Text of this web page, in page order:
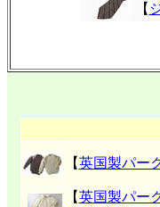
【
【英国製パー
【英国製パー